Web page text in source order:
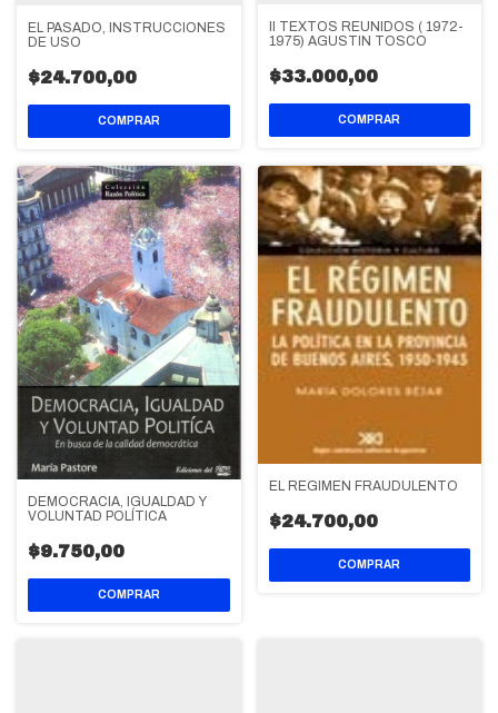
EL PASADO, INSTRUCCIONES
DE USO
$24.700,00
II TEXTOS REUNIDOS ( 1972-
1975) AGUSTIN TOSCO
$33.000,00
DEMOCRACIA, IGUALDAD Y
VOLUNTAD POLÍTICA
$9.750,00
EL REGIMEN FRAUDULENTO
$24.700,00